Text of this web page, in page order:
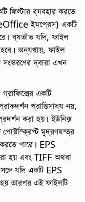
ফিল্টার ব্যবহার করতে
ইমপ্রেস) একটি
ব্যতীত যদি, ফাইল
অন্যথায়, ফাইল
দ্বারা এখন
একটি
প্রাপ্তিসাধ্য নয়,
করা হয়। ইউনিক্স
মুদ্রণযন্ত্র
পারে। EPS
হয় এবং TIFF অথবা
যদি একটি EPS
তারপর এই ফাইলটি